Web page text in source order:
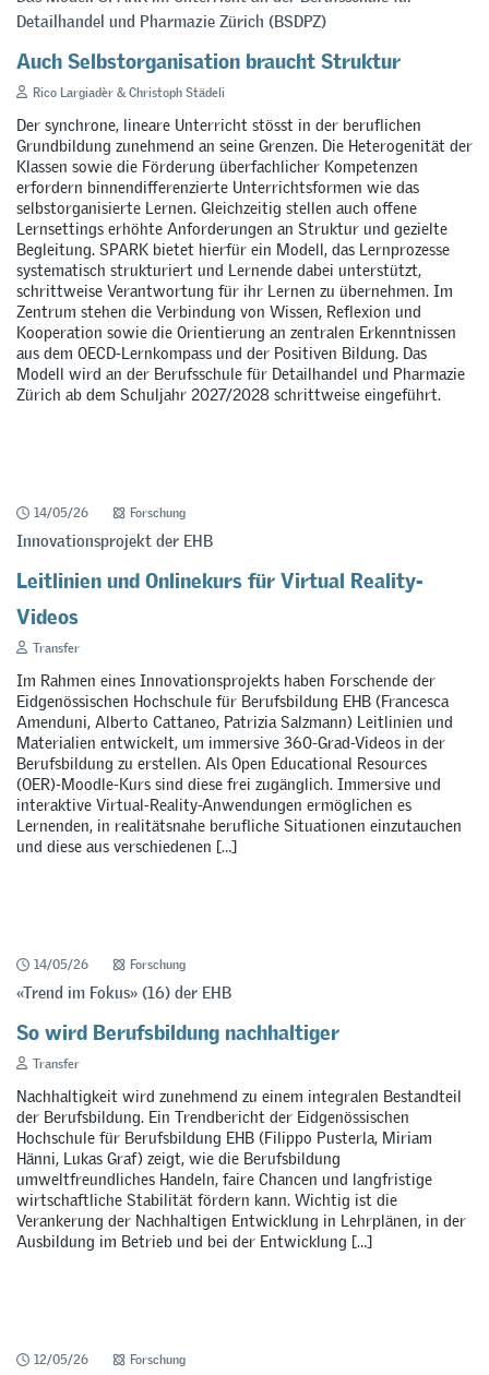
Detailhandel und Pharmazie Zürich (BSDPZ)
Auch Selbstorganisation braucht Struktur
Rico Largiadèr & Christoph Städeli
Der synchrone, lineare Unterricht stösst in der beruflichen
Grundbildung zunehmend an seine Grenzen. Die Heterogenität der
Klassen sowie die Förderung überfachlicher Kompetenzen
erfordern binnendifferenzierte Unterrichtsformen wie das
selbstorganisierte Lernen. Gleichzeitig stellen auch offene
Lernsettings erhöhte Anforderungen an Struktur und gezielte
Begleitung. SPARK bietet hierfür ein Modell, das Lernprozesse
systematisch strukturiert und Lernende dabei unterstützt,
schrittweise Verantwortung für ihr Lernen zu übernehmen. Im
Zentrum stehen die Verbindung von Wissen, Reflexion und
Kooperation sowie die Orientierung an zentralen Erkenntnissen
aus dem OECD-Lernkompass und der Positiven Bildung. Das
Modell wird an der Berufsschule für Detailhandel und Pharmazie
Zürich ab dem Schuljahr 2027/2028 schrittweise eingeführt.
14/05/26 Forschung
Innovationsprojekt der EHB
Leitlinien und Onlinekurs für Virtual Reality-
Videos
Transfer
Im Rahmen eines Innovationsprojekts haben Forschende der
Eidgenössischen Hochschule für Berufsbildung EHB (Francesca
Amenduni, Alberto Cattaneo, Patrizia Salzmann) Leitlinien und
Materialien entwickelt, um immersive 360-Grad-Videos in der
Berufsbildung zu erstellen. Als Open Educational Resources
(OER)-Moodle-Kurs sind diese frei zugänglich. Immersive und
interaktive Virtual-Reality-Anwendungen ermöglichen es
Lernenden, in realitätsnahe berufliche Situationen einzutauchen
und diese aus verschiedenen […]
14/05/26 Forschung
«Trend im Fokus» (16) der EHB
So wird Berufsbildung nachhaltiger
Transfer
Nachhaltigkeit wird zunehmend zu einem integralen Bestandteil
der Berufsbildung. Ein Trendbericht der Eidgenössischen
Hochschule für Berufsbildung EHB (Filippo Pusterla, Miriam
Hänni, Lukas Graf) zeigt, wie die Berufsbildung
umweltfreundliches Handeln, faire Chancen und langfristige
wirtschaftliche Stabilität fördern kann. Wichtig ist die
Verankerung der Nachhaltigen Entwicklung in Lehrplänen, in der
Ausbildung im Betrieb und bei der Entwicklung […]
12/05/26 Forschung